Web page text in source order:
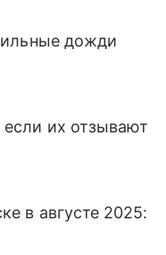
дожди
если их отзывают
в августе 2025: